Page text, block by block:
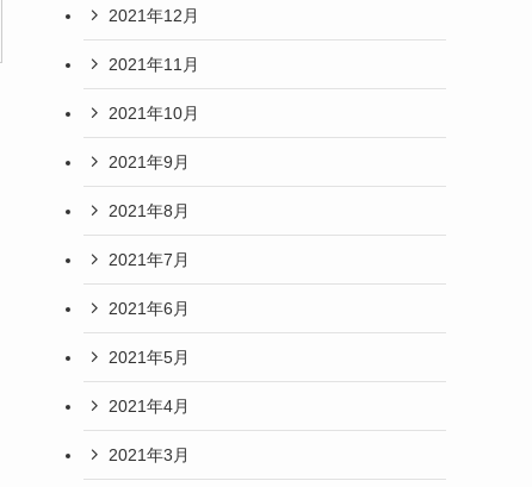
2021年12月
2021年11月
2021年10月
2021年9月
2021年8月
2021年7月
2021年6月
2021年5月
2021年4月
2021年3月